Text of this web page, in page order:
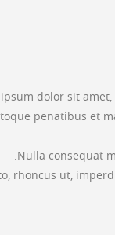
dolor sit
penatibus et
Nulla consequat
rhoncus ut,